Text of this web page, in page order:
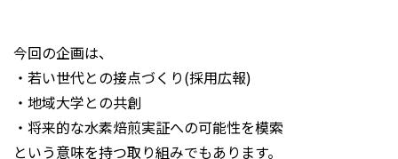
今回の企画は、
・若い世代との接点づくり(採用広報)
・地域大学との共創
・将来的な水素焙煎実証への可能性を模索
という意味を持つ取り組みでもあります。